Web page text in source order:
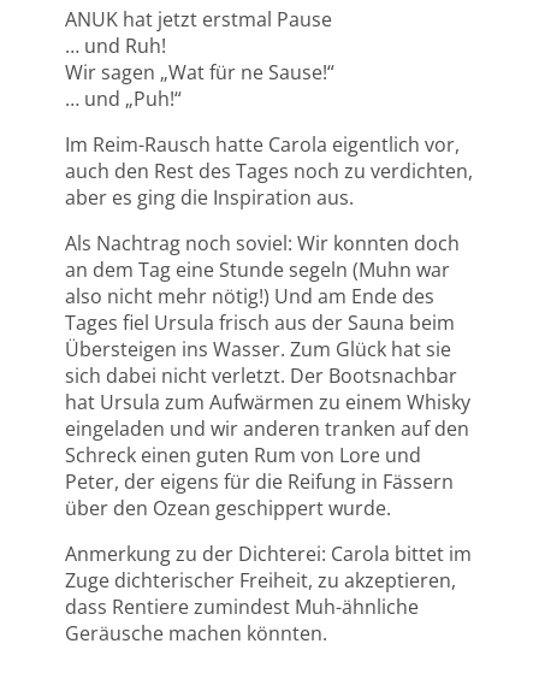
ANUK hat jetzt erstmal Pause
… und Ruh!
Wir sagen „Wat für ne Sause!“
… und „Puh!“
Im Reim-Rausch hatte Carola eigentlich vor,
auch den Rest des Tages noch zu verdichten,
aber es ging die Inspiration aus.
Als Nachtrag noch soviel: Wir konnten doch
an dem Tag eine Stunde segeln (Muhn war
also nicht mehr nötig!) Und am Ende des
Tages fiel Ursula frisch aus der Sauna beim
Übersteigen ins Wasser. Zum Glück hat sie
sich dabei nicht verletzt. Der Bootsnachbar
hat Ursula zum Aufwärmen zu einem Whisky
eingeladen und wir anderen tranken auf den
Schreck einen guten Rum von Lore und
Peter, der eigens für die Reifung in Fässern
über den Ozean geschippert wurde.
Anmerkung zu der Dichterei: Carola bittet im
Zuge dichterischer Freiheit, zu akzeptieren,
dass Rentiere zumindest Muh-ähnliche
Geräusche machen könnten.